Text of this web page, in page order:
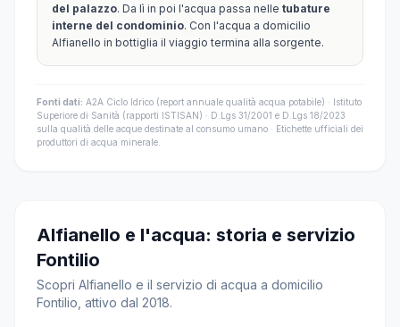
del palazzo. Da lì in poi l'acqua passa nelle tubature
interne del condominio. Con l'acqua a domicilio
Alfianello in bottiglia il viaggio termina alla sorgente.
Fonti dati: A2A Ciclo Idrico (report annuale qualità acqua potabile) · Istituto
Superiore di Sanità (rapporti ISTISAN) · D.Lgs 31/2001 e D.Lgs 18/2023
sulla qualità delle acque destinate al consumo umano · Etichette ufficiali dei
produttori di acqua minerale.
Alfianello e l'acqua: storia e servizio
Fontilio
Scopri Alfianello e il servizio di acqua a domicilio
Fontilio, attivo dal 2018.